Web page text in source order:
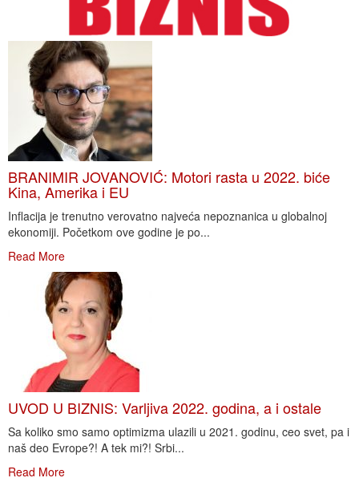
BRANIMIR JOVANOVIĆ: Motori rasta u 2022. biće
Kina, Amerika i EU
Inflacija je trenutno verovatno najveća nepoznanica u globalnoj
ekonomiji. Početkom ove godine je po...
Read More
UVOD U BIZNIS: Varljiva 2022. godina, a i ostale
Sa koliko smo samo optimizma ulazili u 2021. godinu, ceo svet, pa i
naš deo Evrope?! A tek mi?! Srbi...
Read More